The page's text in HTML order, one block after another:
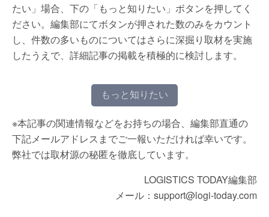
たい」場合、下の「もっと知りたい」ボタンを押してく
ださい。編集部にてボタンが押された数のみをカウント
し、件数の多いものについてはさらに深掘り取材を実施
したうえで、詳細記事の掲載を積極的に検討します。
もっと知りたい
※本記事の関連情報などをお持ちの場合、編集部直通の
下記メールアドレスまでご一報いただければ幸いです。
弊社では取材源の秘匿を徹底しています。
LOGISTICS TODAY編集部
メール：support@logi-today.com